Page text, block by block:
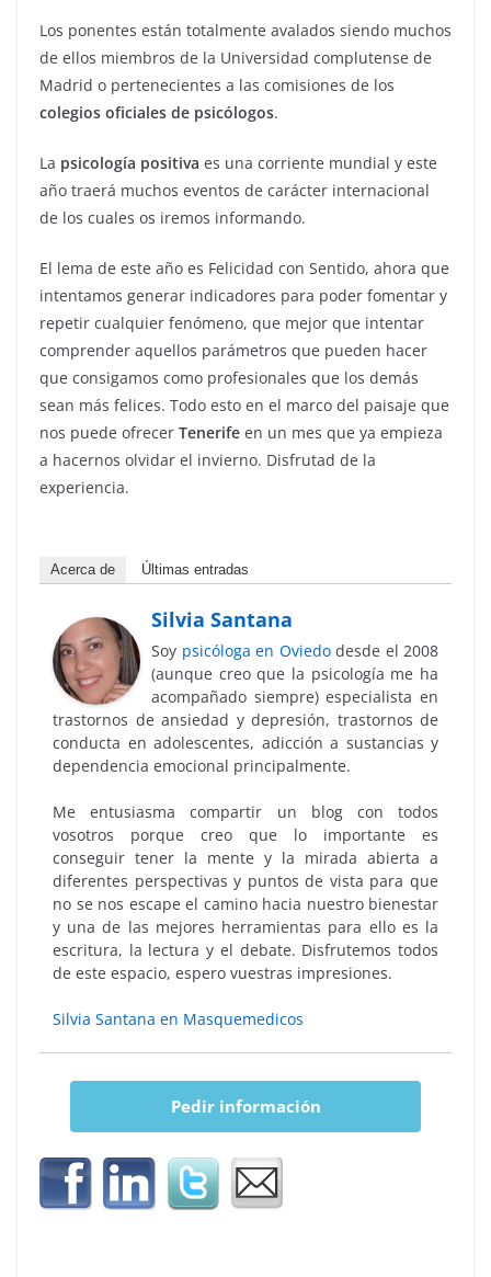
Los ponentes están totalmente avalados siendo muchos
de ellos miembros de la Universidad complutense de
Madrid o pertenecientes a las comisiones de los
colegios oficiales de psicólogos.
La psicología positiva es una corriente mundial y este
año traerá muchos eventos de carácter internacional
de los cuales os iremos informando.
El lema de este año es Felicidad con Sentido, ahora que
intentamos generar indicadores para poder fomentar y
repetir cualquier fenómeno, que mejor que intentar
comprender aquellos parámetros que pueden hacer
que consigamos como profesionales que los demás
sean más felices. Todo esto en el marco del paisaje que
nos puede ofrecer Tenerife en un mes que ya empieza
a hacernos olvidar el invierno. Disfrutad de la
experiencia.
Acerca de Últimas entradas
Silvia Santana
Soy psicóloga en Oviedodesde el 2008
(aunque creo que la psicología me ha
acompañado siempre) especialista en
trastornos de ansiedad y depresión, trastornos de
conducta en adolescentes, adicción a sustancias y
dependencia emocional principalmente.
Me entusiasma compartir un blog con todos
vosotros porque creo que lo importante es
conseguir tener la mente y la mirada abierta a
diferentes perspectivas y puntos de vista para que
no se nos escape el camino hacia nuestro bienestar
y una de las mejores herramientas para ello es la
escritura, la lectura y el debate. Disfrutemos todos
de este espacio, espero vuestras impresiones.
Silvia Santana en Masquemedicos
Pedir información